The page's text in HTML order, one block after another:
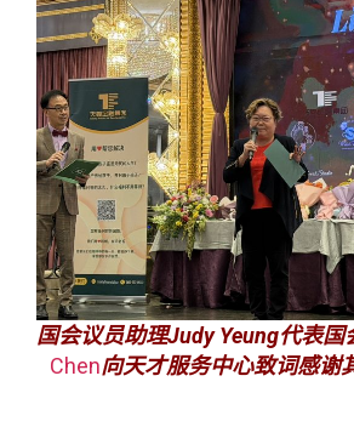
国会议员助理Judy Yeung代表国
Chen向天才服务中心致词感谢